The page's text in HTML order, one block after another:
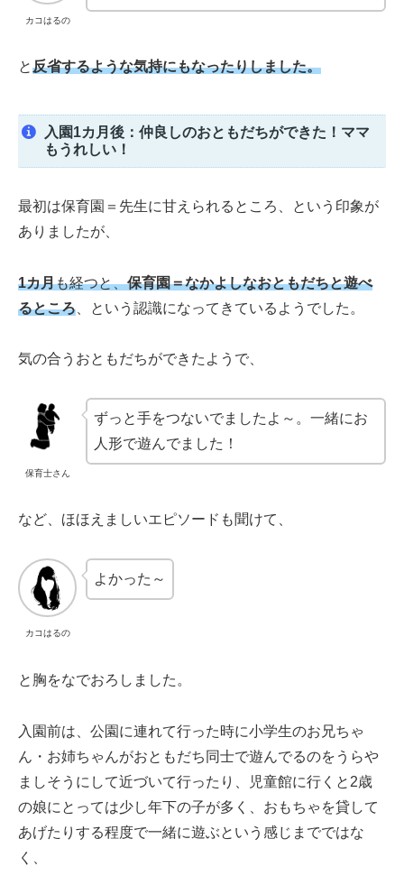
カコはるの
と反省するような気持にもなったりしました。
入園1カ月後：仲良しのおともだちができた！ママ
もうれしい！
最初は保育園＝先生に甘えられるところ、という印象が
ありましたが、
1カ月も経つと、保育園＝なかよしなおともだちと遊べ
るところ 、という認識になってきているようでした。
気の合うおともだちができたようで、
保育士さん
ずっと手をつないでましたよ～。一緒にお
人形で遊んでました！
など、ほほえましいエピソードも聞けて、
カコはるの
よかった～
と胸をなでおろしました。
入園前は、公園に連れて行った時に小学生のお兄ちゃ
ん・お姉ちゃんがおともだち同士で遊んでるのをうらや
ましそうにして近づいて行ったり、児童館に行くと2歳
の娘にとっては少し年下の子が多く、おもちゃを貸して
あげたりする程度で一緒に遊ぶという感じまでではな
く、